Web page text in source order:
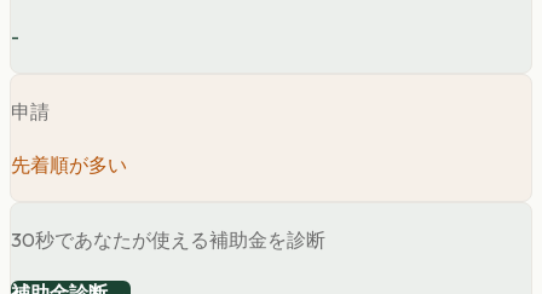
-
申請
先着順が多い
30秒であなたが使える補助金を診断